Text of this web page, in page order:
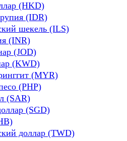
(HKD)
(IDR)
шекель (ILS)
(INR)
(JOD)
(KWD)
(MYR)
(PHP)
(SAR)
(SGD)
доллар (TWD)